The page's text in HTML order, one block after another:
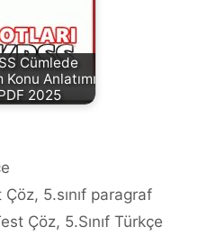
Cümlede
Konu Anlatımı
2025
Çöz, 5.sınıf paragraf
Çöz, 5.Sınıf Türkçe